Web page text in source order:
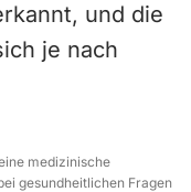
und die
je nach
medizinische
gesundheitlichen Fragen